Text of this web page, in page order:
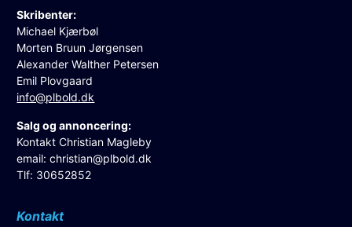
Skribenter:
Michael Kjærbøl
Morten Bruun Jørgensen
Alexander Walther Petersen
Emil Plovgaard
info@plbold.dk
Salg og annoncering:
Kontakt Christian Magleby
email:christian@plbold.dk
Tlf: 30652852
Kontakt